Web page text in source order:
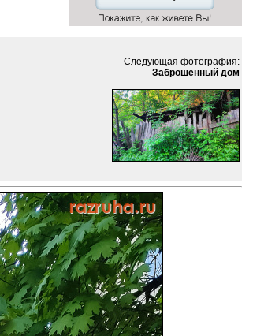
Следующая фотография:
Заброшенный дом